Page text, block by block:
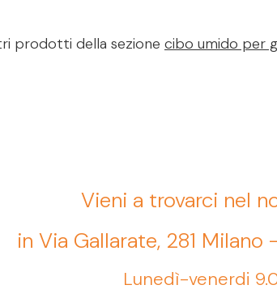
prodotti della sezione cibo umido per
Vieni a trovarci nel
in Via Gallarate, 281
Lunedì-venerdi